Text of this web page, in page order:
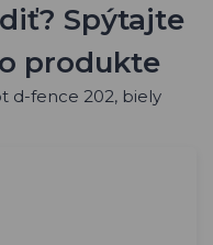
Spýtajte
produkte
d-fence 202, biely